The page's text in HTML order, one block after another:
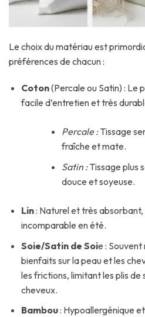
Le choix du matériau est
préférences de chacun :
Coton(Percale ou Satin) : Le
facile d’entretien et très
Percale :Tissage
fraîche et mate.
Satin :Tissage plus
douce et soyeuse.
Lin: Naturel et très
incomparable en été.
Soie/Satin de Soie :
bienfaits sur la peau et les
les frictions, limitant les plis de
cheveux.
Bambou: Hypoallergénique